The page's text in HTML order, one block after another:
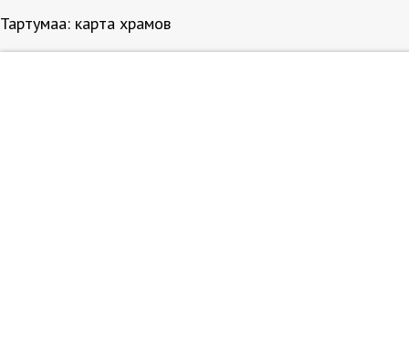
Несфотографированные объекты на карте
Тартумаа: карта храмов